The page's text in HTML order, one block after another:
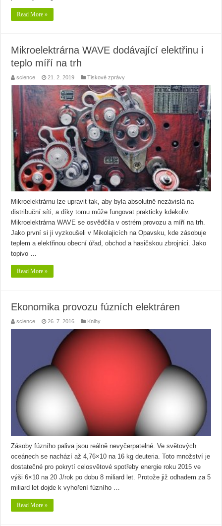
Read More »
Mikroelektrárna WAVE dodávající elektřinu i
teplo míří na trh
science 21. 2. 2019 Tiskové zprávy
Mikroelektrárnu lze upravit tak, aby byla absolutně nezávislá na
distribuční síti, a díky tomu může fungovat prakticky kdekoliv.
Mikroelektrárna WAVE se osvědčila v ostrém provozu a míří na trh.
Jako první si ji vyzkoušeli v Mikolajicích na Opavsku, kde zásobuje
teplem a elektřinou obecní úřad, obchod a hasičskou zbrojnici. Jako
topivo …
Read More »
Ekonomika provozu fúzních elektráren
science 26. 7. 2016 Knihy
Zásoby fúzního paliva jsou reálně nevyčerpatelné. Ve světových
oceánech se na­chází až 4,76×10 na 16 kg deuteria. Toto množství je
dostatečné pro pokrytí celosvětové spotřeby energie roku 2015 ve
výši 6×10 na 20 J/rok po dobu 8 miliard let. Protože již odhadem za 5
miliard let dojde k vyhoření fúzního …
Read More »